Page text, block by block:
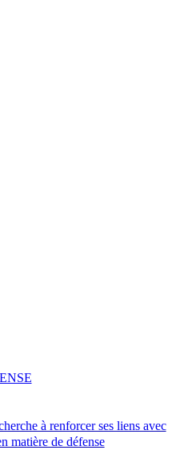
à renforcer ses liens avec
matière de défense